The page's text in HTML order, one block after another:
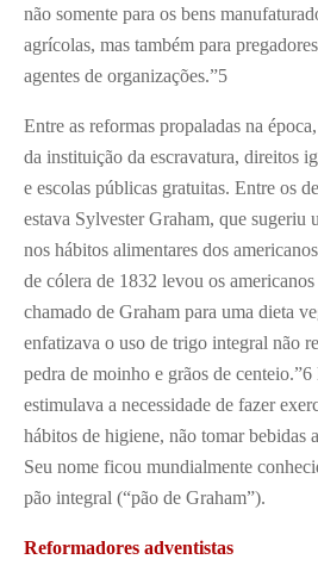
não somente para os bens
agrícolas, mas também para
agentes de organizações.”5
Entre as reformas propaladas na
da instituição da escravatura, direitos
e escolas públicas gratuitas. Entre os
estava Sylvester Graham, que sugeriu
nos hábitos alimentares dos
de cólera de 1832 levou os
chamado de Graham para uma dieta
enfatizava o uso de trigo integral não
pedra de moinho e grãos de centeio.”6
estimulava a necessidade de fazer
hábitos de higiene, não tomar bebidas
Seu nome ficou mundialmente
pão integral (“pão de Graham”).
Reformadores adventistas